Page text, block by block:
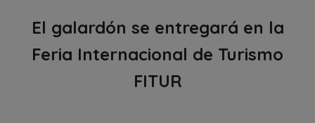
El galardón se entregará en la
Feria Internacional de Turismo
FITUR